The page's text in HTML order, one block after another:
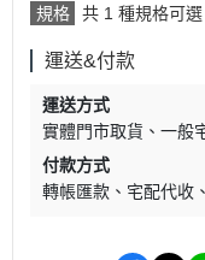
規格 共 1 種規格可選
運送&付款
運送方式
實體門市取貨
一般
付款方式
轉帳匯款
宅配代收